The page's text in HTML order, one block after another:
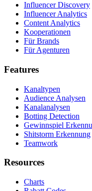
Influencer Discovery
Influencer Analytics
Content Analytics
Kooperationen
Für Brands
Für Agenturen
Features
Kanaltypen
Audience Analysen
Kanalanalysen
Botting Detection
Gewinnspiel
Shitstorm Erkennung
Teamwork
Resources
Charts